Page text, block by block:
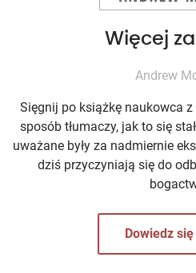
Więcej
Andrew
Sięgnij po książkę naukowca
sposób tłumaczy, jak to się
uważane były za nadmiernie
dziś przyczyniają się do
Dowiedz